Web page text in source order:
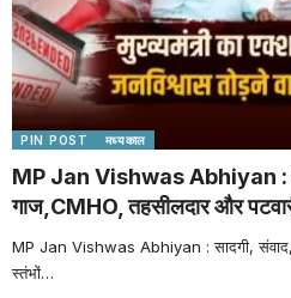
PIN POST मध्यकाल
MP Jan Vishwas Abhiyan :
गाज,CMHO, तहसीलदार और
MP Jan Vishwas Abhiyan : सादगी,
स्तंभों…